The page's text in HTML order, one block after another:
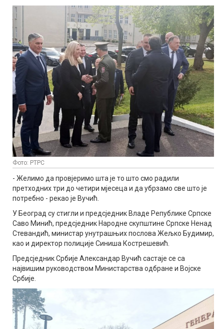
Фото: РТРС
- Желимо да провјеримо шта је то што смо радили
претходних три до четири мјесеца и да убрзамо све што је
потребно - рекао је Вучић.
У Београд су стигли и предсједник Владе Републике Српске
Саво Минић, предсједник Народне скупштине Српске Ненад
Стевандић, министар унутрашњих послова Жељко Будимир,
као и директор полиције Синиша Кострешевић.
Предсjедник Србије Александар Вучић састаje се са
највишим руководством Министарства одбране и Војске
Србије.